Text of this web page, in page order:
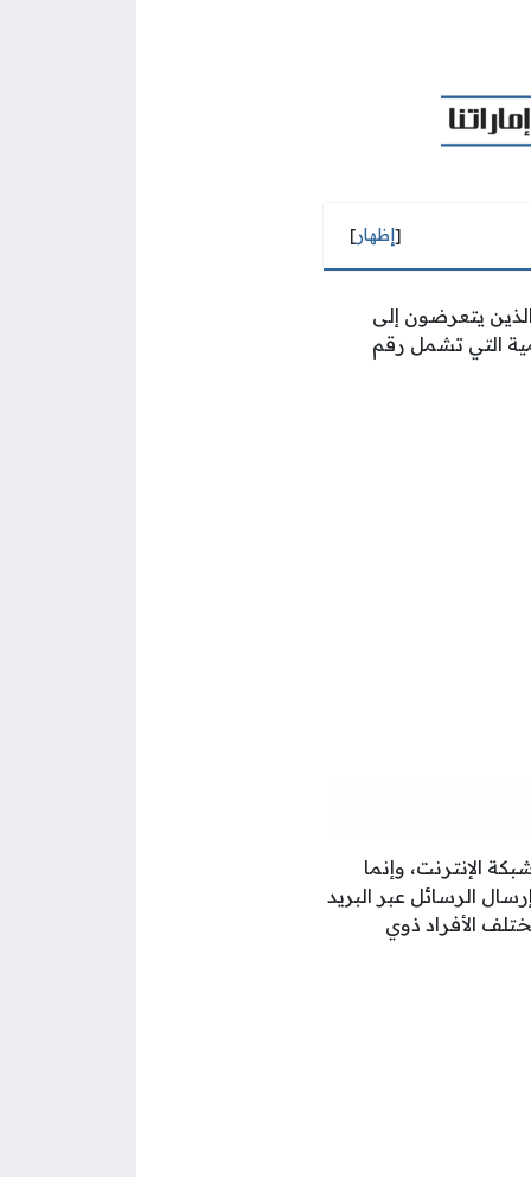
[إظهار]
الذين يتعرضون إلى
التي تشمل رقم
الإنترنت، وإنما
بالاستفادة من خدماتها الاتصال على رقم الهاتف الموحد 065455555 أو إرسال الرسائل عبر البريد
الأفراد ذوي